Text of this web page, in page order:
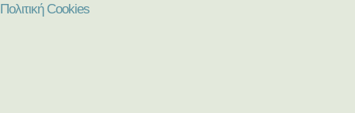
Πολιτική Cookies